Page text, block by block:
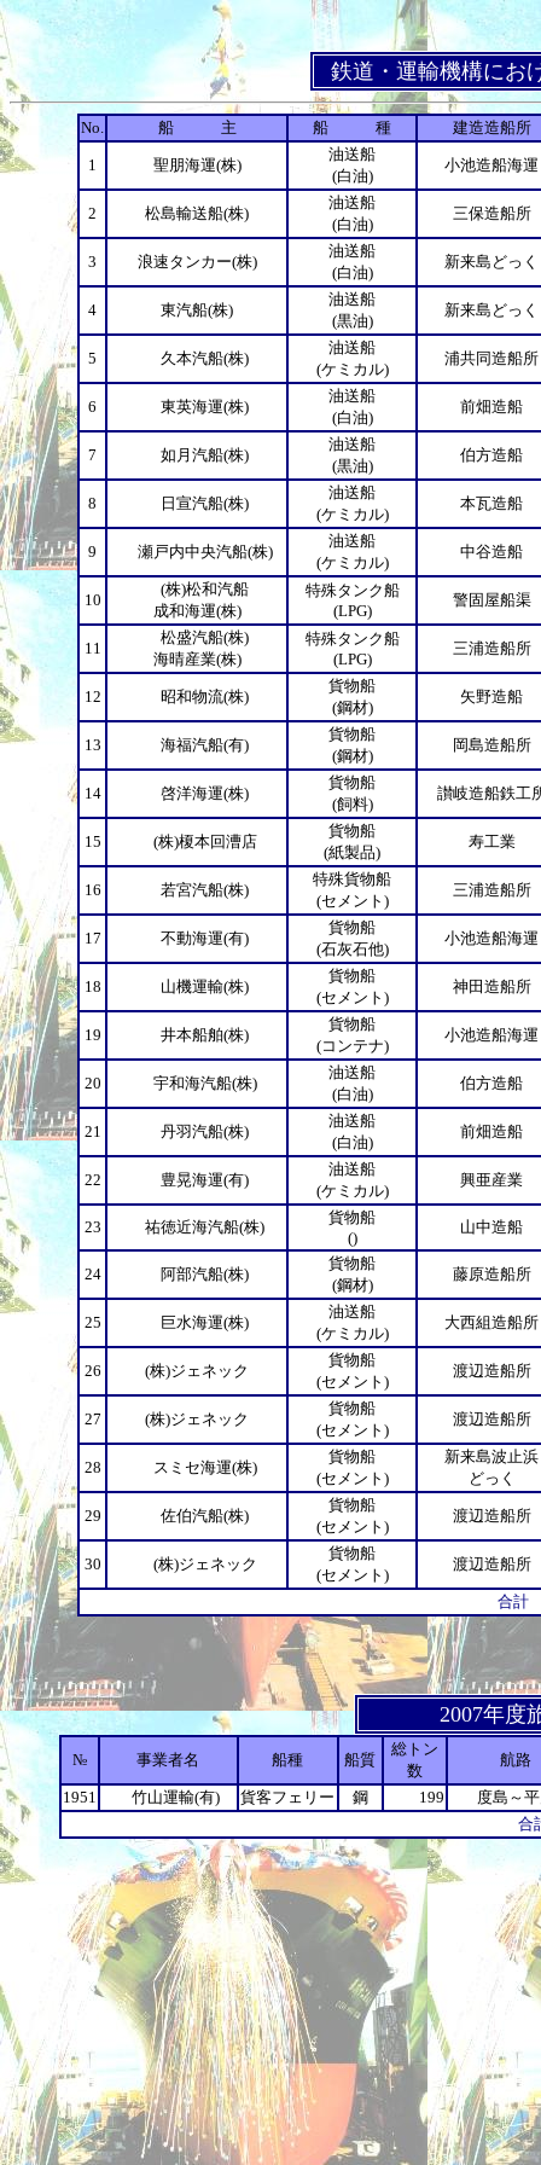
鉄道・運輸機構にお
No. 船 主 船 種 建造造船所
1 聖朋海運(株)
油送船
(白油)
小池造船海運
2 松島輸送船(株)
油送船
(白油)
三保造船所
3 浪速タンカー(株)
油送船
(白油)
新来島どっく
4 東汽船(株)
油送船
(黒油)
新来島どっく
5 久本汽船(株)
油送船
(ケミカル)
浦共同造船所
6 東英海運(株)
油送船
(白油)
前畑造船
7 如月汽船(株)
油送船
(黒油)
伯方造船
8 日宣汽船(株)
油送船
(ケミカル)
本瓦造船
9 瀬戸内中央汽船(株)
油送船
(ケミカル)
中谷造船
10
(株)松和汽船
成和海運(株)
特殊タンク船
(LPG)
警固屋船渠
11
松盛汽船(株)
海晴産業(株)
特殊タンク船
(LPG)
三浦造船所
12 昭和物流(株)
貨物船
(鋼材)
矢野造船
13 海福汽船(有)
貨物船
(鋼材)
岡島造船所
14 啓洋海運(株)
貨物船
(飼料)
讃岐造船鉄工
15 (株)榎本回漕店
貨物船
(紙製品)
寿工業
16 若宮汽船(株)
特殊貨物船
(セメント)
三浦造船所
17 不動海運(有)
貨物船
(石灰石他)
小池造船海運
18 山機運輸(株)
貨物船
(セメント)
神田造船所
19 井本船舶(株)
貨物船
(コンテナ)
小池造船海運
20 宇和海汽船(株)
油送船
(白油)
伯方造船
21 丹羽汽船(株)
油送船
(白油)
前畑造船
22 豊晃海運(有)
油送船
(ケミカル)
興亜産業
23 祐徳近海汽船(株)
貨物船
()
山中造船
24 阿部汽船(株)
貨物船
(鋼材)
藤原造船所
25 巨水海運(株)
油送船
(ケミカル)
大西組造船所
26 (株)ジェネック
貨物船
(セメント)
渡辺造船所
27 (株)ジェネック
貨物船
(セメント)
渡辺造船所
28 スミセ海運(株)
貨物船
(セメント)
新来島波止浜
どっく
29 佐伯汽船(株)
貨物船
(セメント)
渡辺造船所
30 (株)ジェネック
貨物船
(セメント)
渡辺造船所
合計
2007年度
№ 事業者名 船種 船質
総トン
数
航路
1951 竹山運輸(有) 貨客フェリー 鋼 199
度島～
合